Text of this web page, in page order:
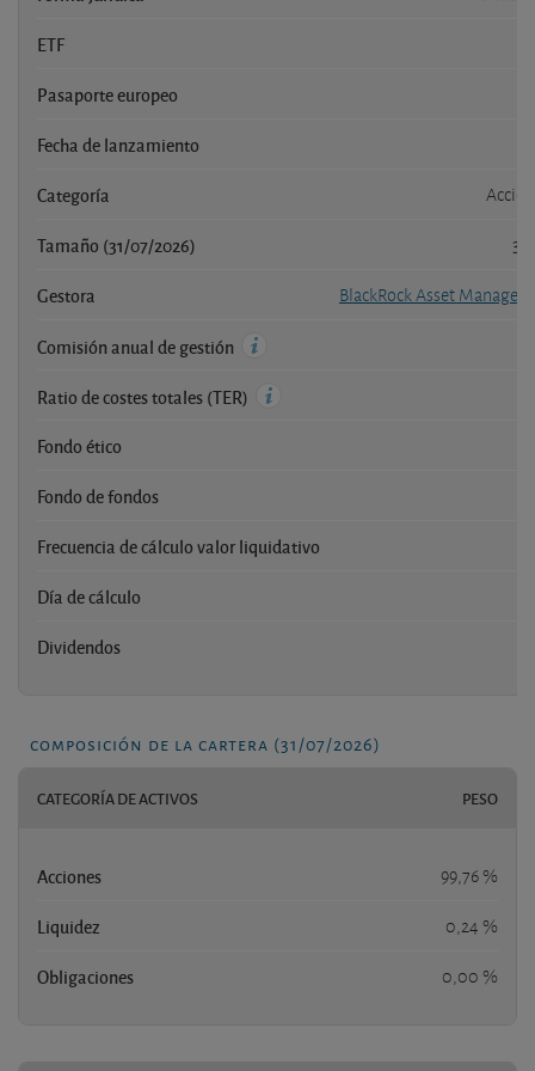
ETF
Pasaporte europeo
Fecha de lanzamiento
Categoría
Tamaño (31/07/2026)
Gestora BlackRock Asset
Comisión anual de gestión
Ratio de costes totales (TER)
Fondo ético
Fondo de fondos
Frecuencia de cálculo valor liquidativo
Día de cálculo
Dividendos
composición de la cartera (31/07/2026)
CATEGORÍA DE ACTIVOS PESO
Acciones 99,76 %
Liquidez 0,24 %
Obligaciones 0,00 %